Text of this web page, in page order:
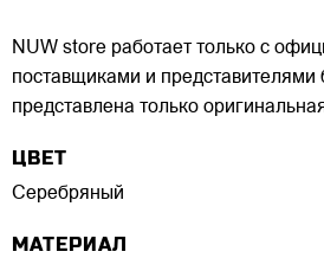
NUW store работает только с
поставщиками и представителями
представлена только
ЦВЕТ
Серебряный
МАТЕРИАЛ